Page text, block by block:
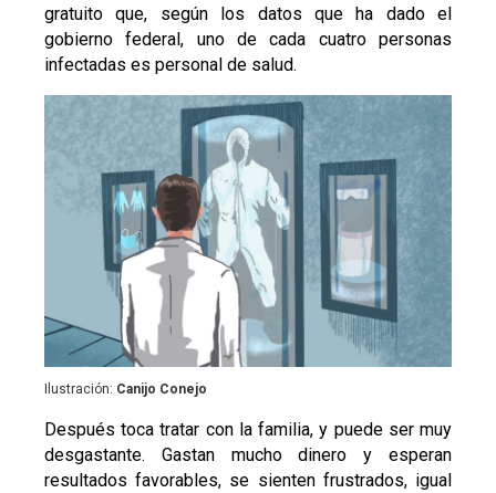
gratuito que, según los datos que ha dado el
gobierno federal, uno de cada cuatro personas
infectadas es personal de salud.
Ilustración: Canijo Conejo
Después toca tratar con la familia, y puede ser muy
desgastante. Gastan mucho dinero y esperan
resultados favorables, se sienten frustrados, igual